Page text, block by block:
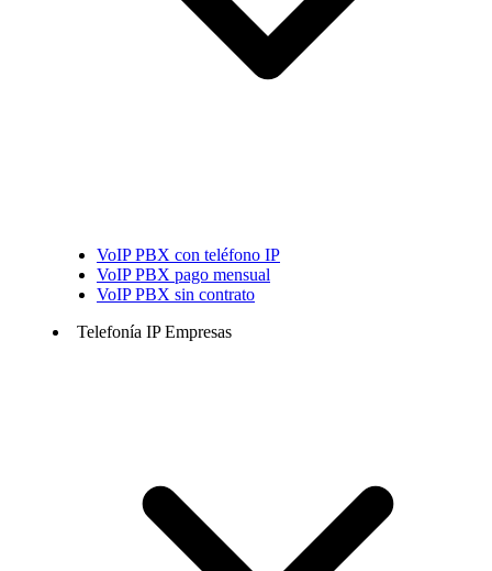
VoIP PBX con teléfono IP
VoIP PBX pago mensual
VoIP PBX sin contrato
Telefonía IP Empresas